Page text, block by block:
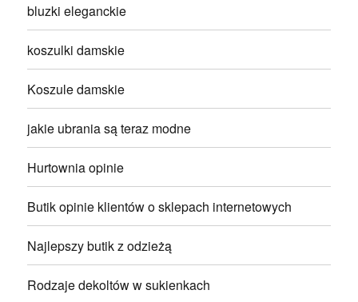
bluzki eleganckie
koszulki damskie
Koszule damskie
jakie ubrania są teraz modne
Hurtownia opinie
Butik opinie klientów o sklepach internetowych
Najlepszy butik z odzieżą
Rodzaje dekoltów w sukienkach